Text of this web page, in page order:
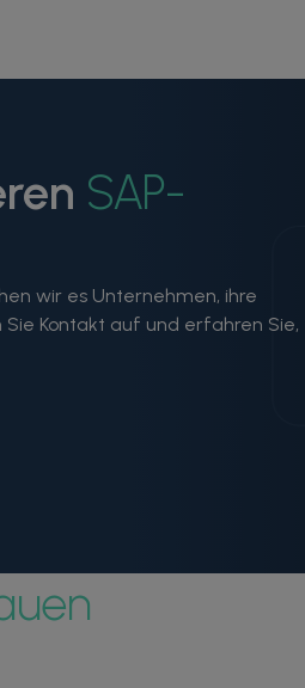
SAP-
wir es Unternehmen, ihre
Kontakt auf und erfahren Sie,